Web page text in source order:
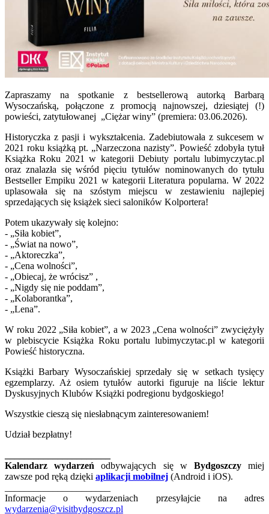
Zapraszamy na spotkanie z bestsellerową autorką Barbarą
Wysoczańską, połączone z promocją najnowszej, dziesiątej (!)
powieści, zatytułowanej „Ciężar winy” (premiera: 03.06.2026).
Historyczka z pasji i wykształcenia. Zadebiutowała z sukcesem w
2021 roku książką pt. „Narzeczona nazisty”. Powieść zdobyła tytuł
Książka Roku 2021 w kategorii Debiuty portalu lubimyczytac.pl
oraz znalazła się wśród pięciu tytułów nominowanych do tytułu
Bestseller Empiku 2021 w kategorii Literatura popularna. W 2022
uplasowała się na szóstym miejscu w zestawieniu najlepiej
sprzedających się książek sieci saloników Kolportera!
Potem ukazywały się kolejno:
- „Siła kobiet”,
- „Świat na nowo”,
- „Aktoreczka”,
- „Cena wolności”,
- „Obiecaj, że wrócisz” ,
- „Nigdy się nie poddam”,
- „Kolaborantka”,
- „Lena”.
W roku 2022 „Siła kobiet”, a w 2023 „Cena wolności” zwyciężyły
w plebiscycie Książka Roku portalu lubimyczytac.pl w kategorii
Powieść historyczna.
Książki Barbary Wysoczańskiej sprzedały się w setkach tysięcy
egzemplarzy. Aż osiem tytułów autorki figuruje na liście lektur
Dyskusyjnych Klubów Książki podregionu bydgoskiego!
Wszystkie cieszą się niesłabnącym zainteresowaniem!
Udział bezpłatny!
Kalendarz wydarzeń odbywających się w Bydgoszczymiej
zawsze pod ręką dzięki aplikacji mobilnej (Android i iOS).
Informacje o wydarzeniach przesyłajcie na adres
wydarzenia@visitbydgoszcz.pl